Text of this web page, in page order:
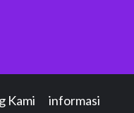
Kami informasi